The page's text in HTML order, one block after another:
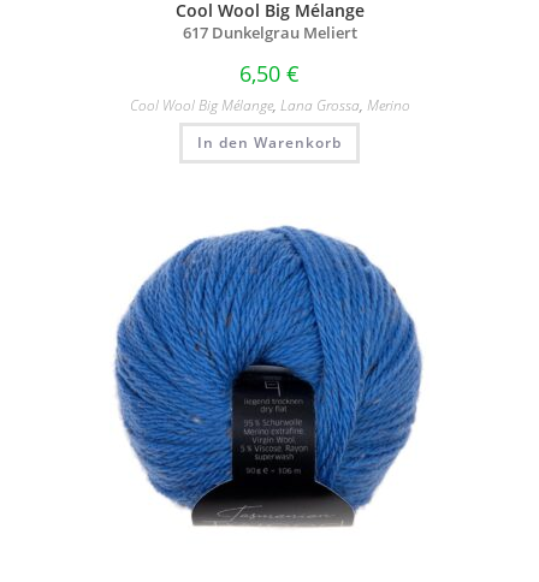
Cool Wool Big Mélange
617 Dunkelgrau Meliert
6,50 €
Cool Wool Big Mélange, Lana Grossa, Merino
In den Warenkorb